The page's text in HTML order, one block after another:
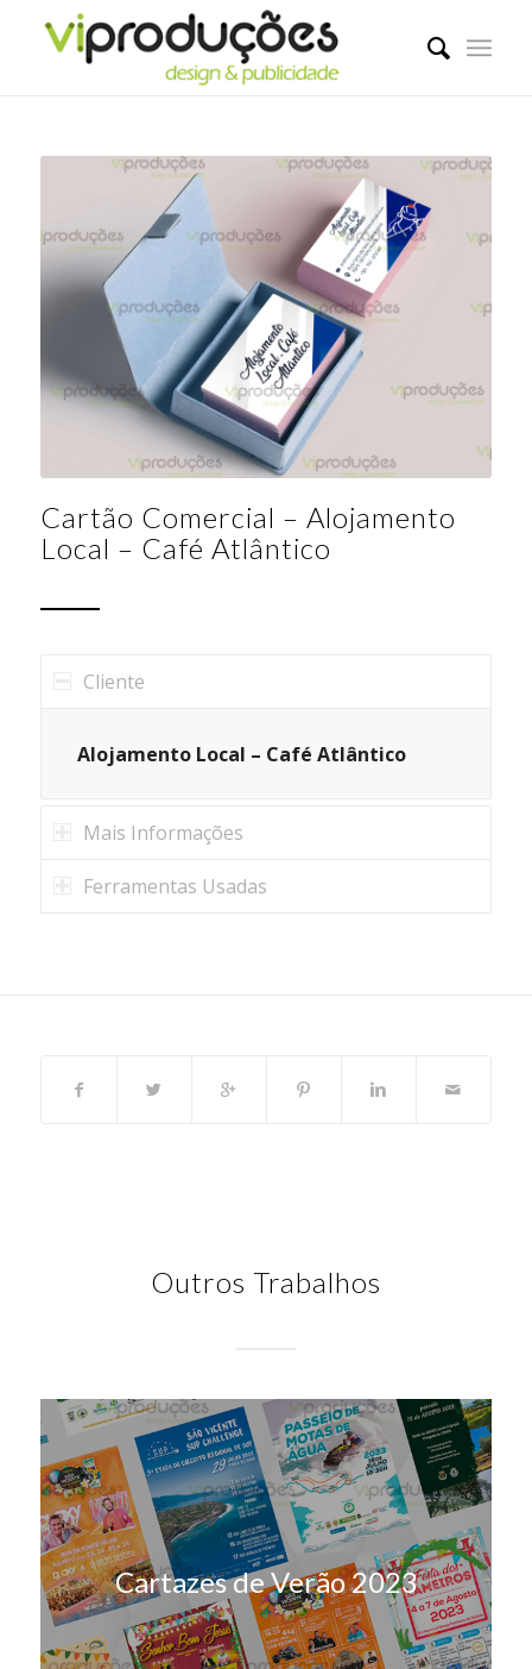
Cartão Comercial – Alojamento
Local – Café Atlântico
Cliente
Alojamento Local – Café Atlântico
Mais Informações
Ferramentas Usadas
Outros Trabalhos
Cartazes de Verão 2023